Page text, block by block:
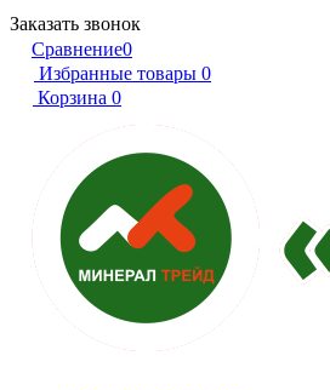
Заказать звонок
Сравнение0
Избранные товары 0
Корзина 0